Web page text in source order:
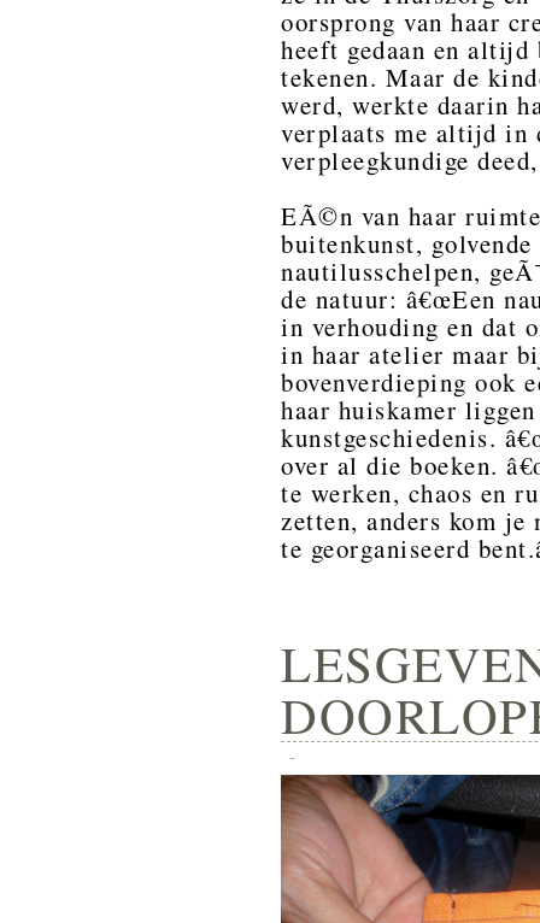
oorsprong van haar
heeft gedaan en altijd
tekenen. Maar de
werd, werkte daarin
verplaats me altijd in
verpleegkundige
EÃ©n van haar
buitenkunst,
nautilusschelpen,
de natuur: â€œEen
in verhouding en dat
in haar atelier maar
bovenverdieping ook
haar huiskamer
kunstgeschiedenis.
over al die boeken.
te werken, chaos en
zetten, anders kom
te georganiseerd
-